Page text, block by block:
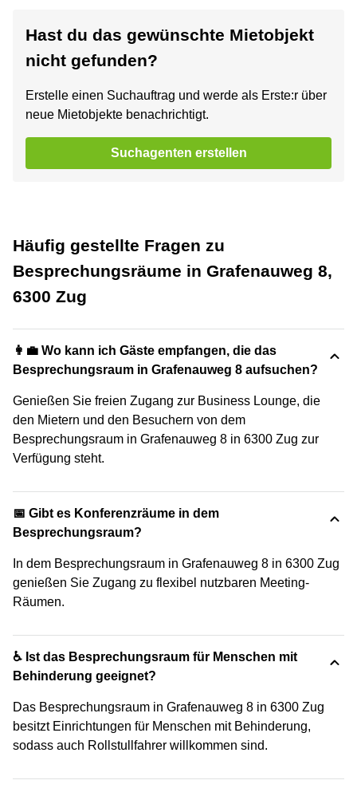
Hast du das gewünschte Mietobjekt
nicht gefunden?
Erstelle einen Suchauftrag und werde als Erste:r über
neue Mietobjekte benachrichtigt.
Suchagenten erstellen
Häufig gestellte Fragen zu
Besprechungsräume in Grafenauweg 8,
6300 Zug
👩‍💼 Wo kann ich Gäste empfangen, die das
Besprechungsraum in Grafenauweg 8 aufsuchen?
Genießen Sie freien Zugang zur Business Lounge, die
den Mietern und den Besuchern von dem
Besprechungsraum in Grafenauweg 8 in 6300 Zug zur
Verfügung steht.
📅 Gibt es Konferenzräume in dem
Besprechungsraum?
In dem Besprechungsraum in Grafenauweg 8 in 6300 Zug
genießen Sie Zugang zu flexibel nutzbaren Meeting-
Räumen.
♿ Ist das Besprechungsraum für Menschen mit
Behinderung geeignet?
Das Besprechungsraum in Grafenauweg 8 in 6300 Zug
besitzt Einrichtungen für Menschen mit Behinderung,
sodass auch Rollstullfahrer willkommen sind.